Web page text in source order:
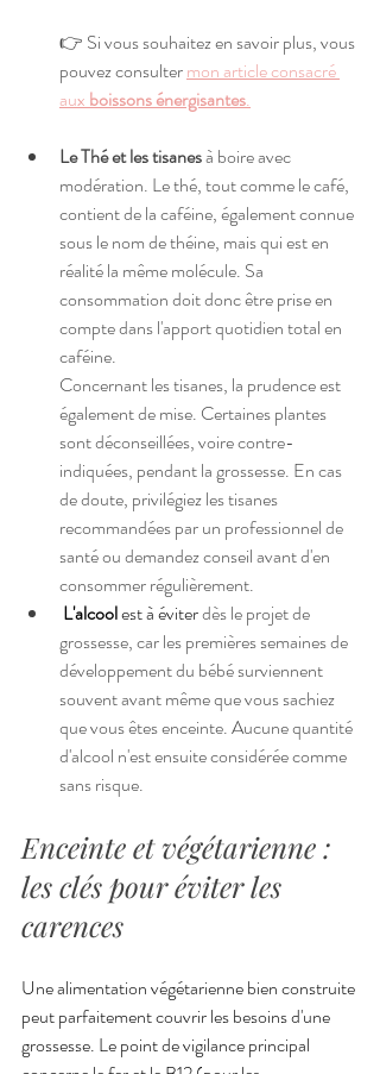
👉 Si vous souhaitez en savoir plus, vous
pouvez consultermon article consacré
aux boissons énergisantes.
Le Thé et les tisanes à boire avec
modération. Le thé, tout comme le café,
contient de la caféine, également connue
sous le nom de théine, mais qui est en
réalité la même molécule. Sa
consommation doit donc être prise en
compte dans l'apport quotidien total en
caféine.
Concernant les tisanes, la prudence est
également de mise. Certaines plantes
sont déconseillées, voire contre-
indiquées, pendant la grossesse. En cas
de doute, privilégiez les tisanes
recommandées par un professionnel de
santé ou demandez conseil avant d'en
consommer régulièrement.
L'alcool est à éviter dès le projet de
grossesse, car les premières semaines de
développement du bébé surviennent
souvent avant même que vous sachiez
que vous êtes enceinte. Aucune quantité
d'alcool n'est ensuite considérée comme
sans risque.
Enceinte et végétarienne :
les clés pour éviter les
carences
Une alimentation végétarienne bien construite
peut parfaitement couvrir les besoins d'une
grossesse. Le point de vigilance principal